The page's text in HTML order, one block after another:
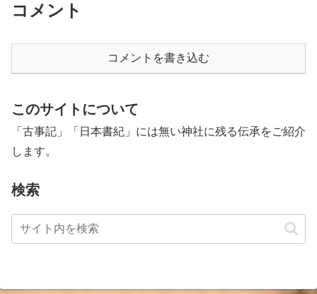
コメント
コメントを書き込む
このサイトについて
「古事記」「日本書紀」には無い神社に残る伝承をご紹介
します。
検索